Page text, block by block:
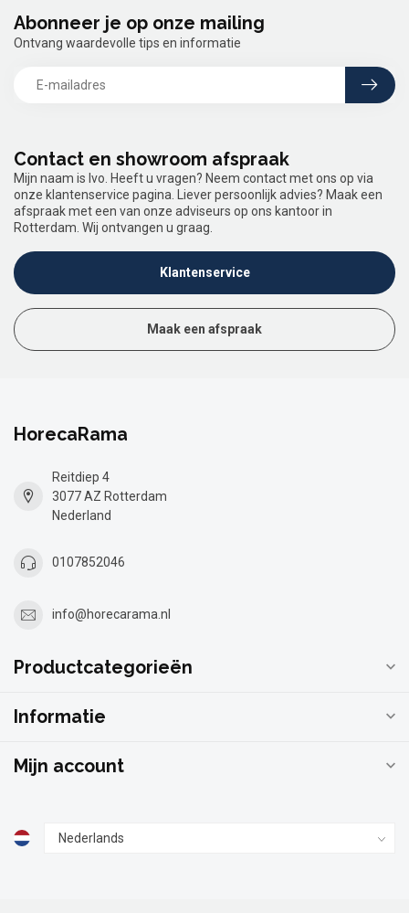
Contact en showroom afspraak
Mijn naam is Ivo. Heeft u vragen? Neem contact met ons op via
onze klantenservice pagina. Liever persoonlijk advies? Maak een
afspraak met een van onze adviseurs op ons kantoor in
Rotterdam. Wij ontvangen u graag.
Klantenservice
Maak een afspraak
Abonneer je op onze mailing
Ontvang waardevolle tips en informatie
HorecaRama
Reitdiep 4
3077 AZ Rotterdam
Nederland
0107852046
info@horecarama.nl
Productcategorieën
Informatie
Mijn account